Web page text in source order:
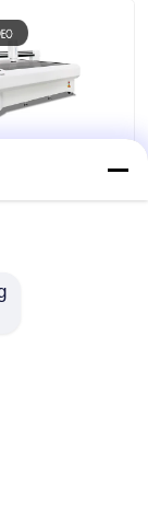
บาร์ เครื่องวัด
ดแสงแม่นยํา